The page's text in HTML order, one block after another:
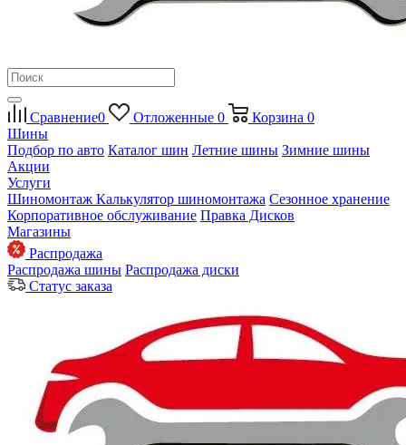
Сравнение0 Отложенные 0 Корзина 0
Шины
Подбор по авто Каталог шин Летние шины Зимние шины
Акции
Услуги
Шиномонтаж Калькулятор шиномонтажа Сезонное хранение
Корпоративное обслуживание Правка Дисков
Магазины
Распродажа
Распродажа шины Распродажа диски
Статус заказа